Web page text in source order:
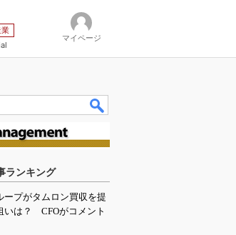
マイページ
ランキング
ープがタムロン買収を提
いは？ CFOがコメント